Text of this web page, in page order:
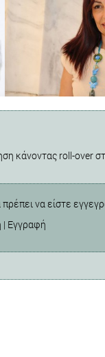
roll-over
να είστε
| Εγγραφή